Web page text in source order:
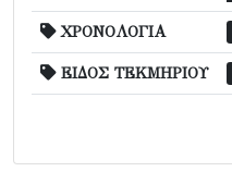
ΧΡΟΝΟΛΟΓΙΑ
ΕΙΔΟΣ ΤΕΚΜΗΡΙΟΥ